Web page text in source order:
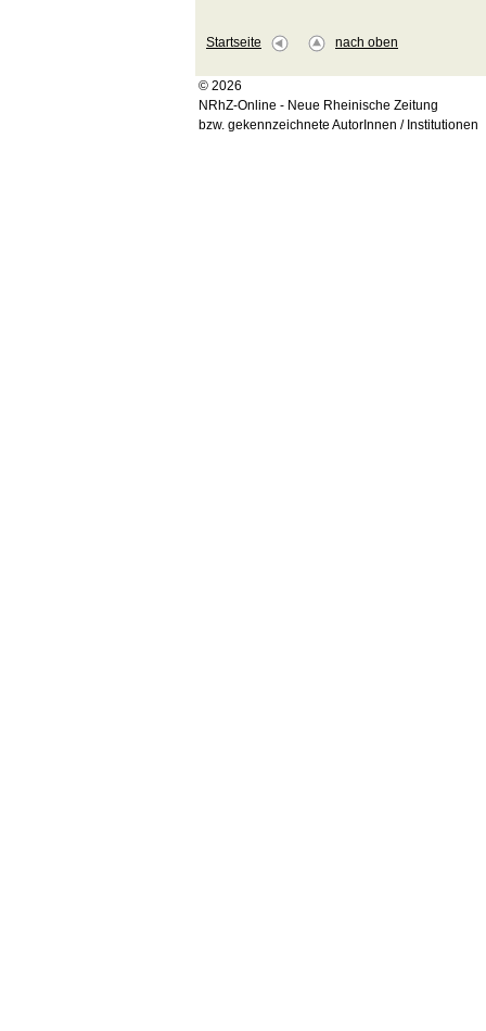
Startseite nach oben
© 2026
NRhZ-Online - Neue Rheinische Zeitung
bzw. gekennzeichnete AutorInnen / Institutionen